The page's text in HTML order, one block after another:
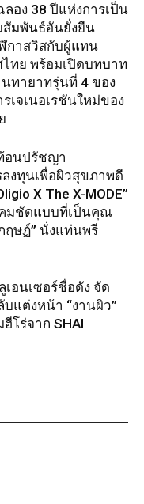
ลอง 38 ปีแห่งการเป็น
มพันธ์อันยั่งยืน
กาสวิสกับผู้แทน
ทย พร้อมเปิดบทบาท
ทายาทรุ่นที่ 4 ของ
เจเนอเรชันใหม่ของ
อนปรัชญา
งทุนเพื่อผิวสุขภาพดี
X The X-MODE”
มชัดแบบที่เป็นคุณ
ฤษฏ์” นั่งแท่นพรี
เอนเซอร์ชื่อดัง จัด
บแต่งหน้า “งานผิว”
โร่จาก SHAI